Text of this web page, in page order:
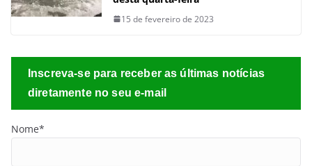
15 de fevereiro de 2023
Inscreva-se para receber as últimas notícias
diretamente no seu e-mail
Nome*